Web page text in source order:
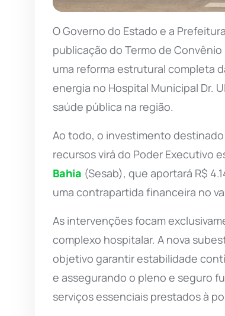
O Governo do Estado e a
publicação do Termo de
uma reforma estrutural completa
energia no Hospital Municipal Dr.
saúde pública na região.
Ao todo, o investimento
recursos virá do Poder Executivo
Bahia (Sesab), que aportará R$
uma contrapartida financeira no
As intervenções focam
complexo hospitalar. A nova
objetivo garantir estabilidade
e assegurando o pleno e seguro
serviços essenciais prestados à